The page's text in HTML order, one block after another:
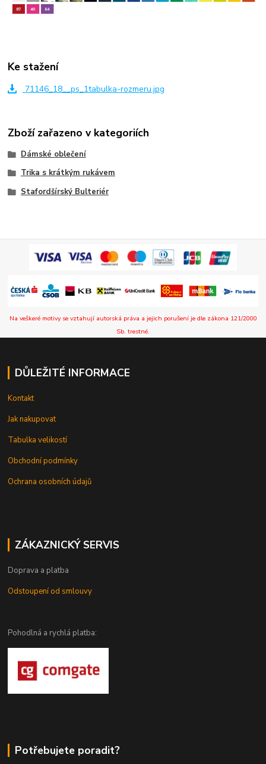
Ke stažení
71146_18__ps_1tabulka-rozmeru.jpg
Zboží zařazeno v kategoriích
Dámské oblečení
Trika s krátkým rukávem
Stafordšírský Bulteriér
Na veškeré motivy se vztahují autorská práva a jejich porušení je dle zákona 121/2000
Sb. trestné.
DŮLEŽITÉ INFORMACE
Kontakt
Jak nakupovat
Tabulka velikostí
Obchodní podmínky
Ochrana osobních údajů
ZÁKAZNICKÝ SERVIS
Doprava a platba
Odstoupení od smlouvy
Pohodlná a rychlá platba:
Potřebujete poradit?